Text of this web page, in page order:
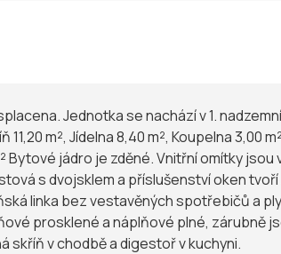
Jednotka se nachází v 1.
m², Jídelna 8,40 m², Koupelna 3,00
v
s dvojsklem a příslušenství oken
linka bez vestavěných spotřebičů a
prosklené a náplňové plné, zárubně
skříň v chodbě a digestoř v kuchyni.